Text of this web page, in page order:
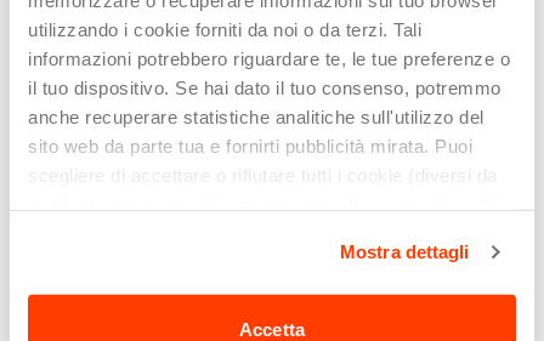
utilizzando i cookie forniti da noi o da terzi. Tali
informazioni potrebbero riguardare te, le tue preferenze o
il tuo dispositivo. Se hai dato il tuo consenso, potremmo
anche recuperare statistiche analitiche sull'utilizzo del
sito web da parte tua e fornirti pubblicità mirata. Puoi
scegliere di accettare o rifiutare tutti i cookie (diversi da
qui: puoi anche selezionare solo alcuni tipi di cookie e
confermare la selezione, cliccando sul pulsante
Mostra dettagli
Accetta
Unfortunately this link can only be opened by
devices with the Satispay app installed or updated.